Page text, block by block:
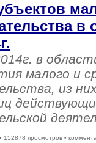
в
в
малого и
из
• 152878 просмотров •